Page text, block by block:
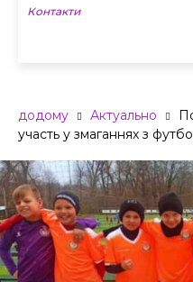
Контакти
додому Актуально
участь у змаганнях з